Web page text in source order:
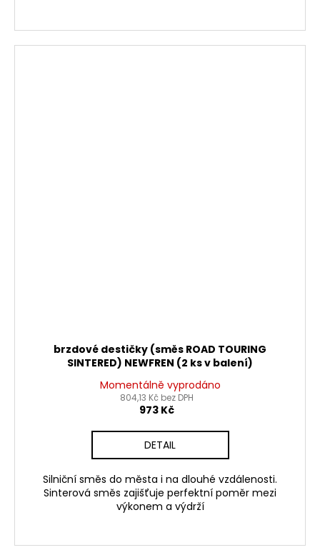
brzdové destičky (směs ROAD TOURING
SINTERED) NEWFREN (2 ks v balení)
Momentálně vyprodáno
804,13 Kč bez DPH
973 Kč
DETAIL
Silniční směs do města i na dlouhé vzdálenosti.
Sinterová směs zajišťuje perfektní poměr mezi
výkonem a výdrží